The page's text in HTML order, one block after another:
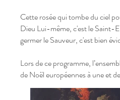
Cette rosée qui tombe du ciel
Dieu Lui-même, c'est le Saint-
germer le Sauveur, c'est bien
Lors de ce programme,
de Noël européennes à une et